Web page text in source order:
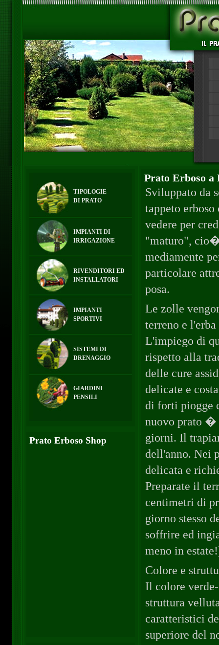
TIPOLOGIE
DI PRATO
IMPIANTI DI
IRRIGAZIONE
RIVENDITORI ED
INSTALLATORI
IMPIANTI
SPORTIVI
SISTEMI DI
DRENAGGIO
GIARDINI
PENSILI
Prato Erboso Shop
Prato Erboso a
Sviluppato da
tappeto
vedere per
"maturo", cio�
mediamente
particolare
posa.
Le zolle
terreno e
L'impiego di
rispetto alla
delle cure
delicate e
di forti piogge
nuovo prato �
giorni. Il
dell'anno. Nei
delicata e
Preparate il
centimetri di
giorno stesso
soffrire ed
meno in
Colore e
Il colore
struttura
caratteristici
superiore del